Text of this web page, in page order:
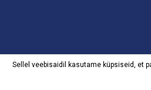
Sellel veebisaidil kasutame küpsiseid, et